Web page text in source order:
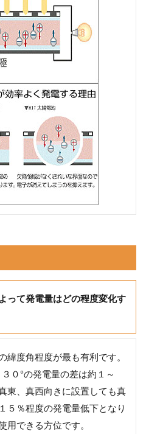
って発電量はどの程度変化す
緯度角程度が最も有利です。
０°の発電量の差は約１～
東、真西向きに設置しても真
５％程度の発電量低下となり
用できる方位です。